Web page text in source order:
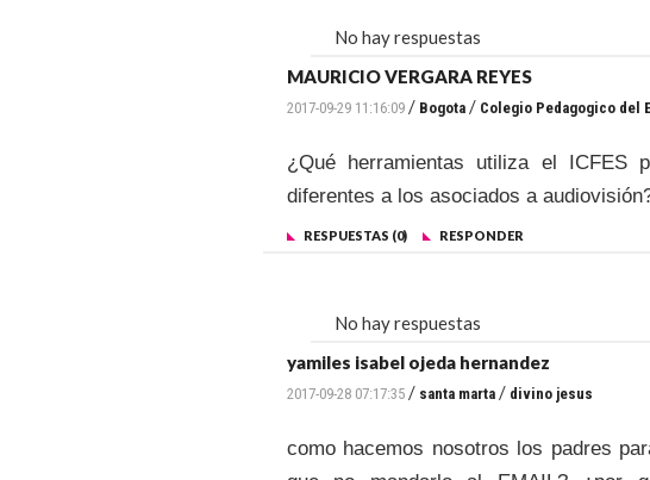
No hay respuestas
MAURICIO VERGARA REYES
2017-09-29 11:16:09 / Bogota / Colegio Pedagogico del
¿Qué herramientas utiliza el ICFES
diferentes a los asociados a
RESPUESTAS (0) RESPONDER
No hay respuestas
yamiles isabel ojeda hernandez
2017-09-28 07:17:35 / santa marta / divino jesus
como hacemos nosotros los padres